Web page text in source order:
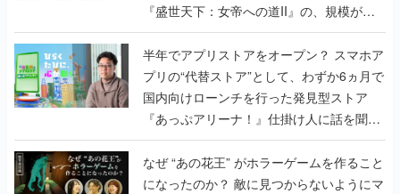
『盛世天下：女帝への道II』の、規模が違
うこだわりをプロデューサーに聞いた
半年でアプリストアをオープン？ スマホア
プリの“代替ストア”として、わずか6ヵ月で
国内向けローンチを行った発見型ストア
『あっぷアリーナ！』仕掛け人に話を聞い
てみた
なぜ “あの花王” がホラーゲームを作ること
になったのか？ 敵に見つからないようにマ